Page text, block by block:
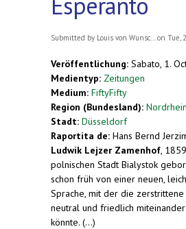
Submitted by Louis von Wunsc... on Tue,
Veröffentlichung: Sabato, 1.
Medientyp: Zeitungen
Medium: FiftyFifty
Region (Bundesland):
Stadt: Düsseldorf
Raportita de: Hans Bernd
Ludwik Lejzer Zamenhof ,
polnischen Stadt Bialystok
schon früh von einer neuen,
Sprache, mit der die zerstrittene
neutral und friedlich
könnte. (...)